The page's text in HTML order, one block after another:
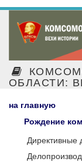
ОБЛАСТИ:
на главную
Рождение
Директивные